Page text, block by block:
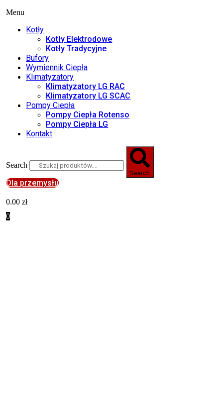
Menu
Kotły
Kotły Elektrodowe
Kotły Tradycyjne
Bufory
Wymiennik Ciepła
Klimatyzatory
Klimatyzatory LG RAC
Klimatyzatory LG SCAC
Pompy Ciepła
Pompy Ciepła Rotenso
Pompy Ciepła LG
Kontakt
Search
Search
Dla przemysłu
0.00zł
0